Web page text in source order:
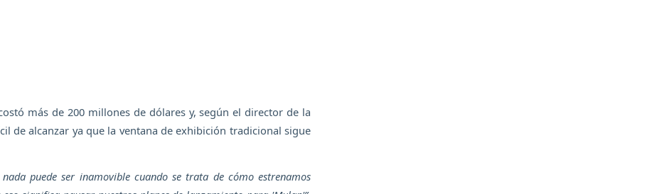
más de 200 millones de dólares y, según el director de la
de alcanzar ya que la ventana de exhibición tradicional sigue
puede ser inamovible cuando se trata de cómo estrenamos